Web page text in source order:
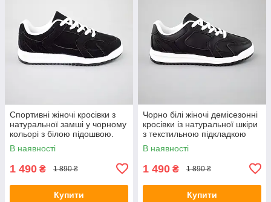
Спортивні жіночі кросівки з
натуральної замші у чорному
кольорі з білою підошвою.
В наявності
1 490 ₴ 1 890 ₴
Купити
Чорно білі жіночі демісезонні
кросівки із натуральної шкіри
з текстильною підкладкою
В наявності
1 490 ₴ 1 890 ₴
Купити